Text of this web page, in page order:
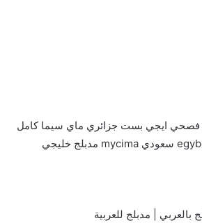
فصحي ايجي بست جزائري ماي سيما كامل
بالعربي | مدبلج للعربية